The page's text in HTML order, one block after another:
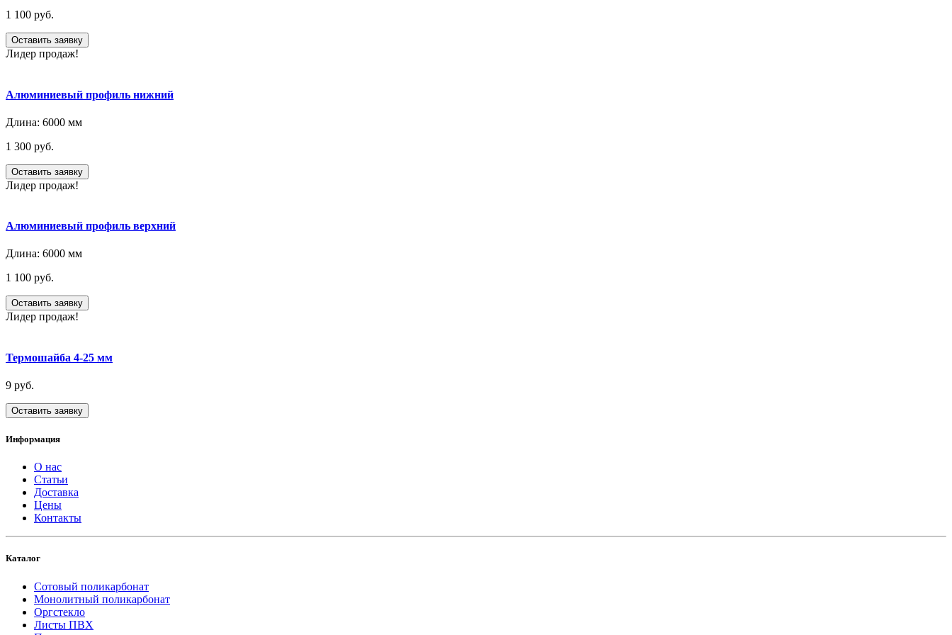
1 100 руб.
Оставить заявку
Лидер продаж!
Алюминиевый профиль нижний
Длина: 6000 мм
1 300 руб.
Оставить заявку
Лидер продаж!
Алюминиевый профиль верхний
Длина: 6000 мм
1 100 руб.
Оставить заявку
Лидер продаж!
Термошайба 4-25 мм
9 руб.
Оставить заявку
Информация
О нас
Статьи
Доставка
Цены
Контакты
Каталог
Сотовый поликарбонат
Монолитный поликарбонат
Оргстекло
Листы ПВХ